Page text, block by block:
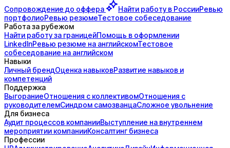
Сопровождение до оффера Найти работу в РоссииРевью
портфолиоРевью резюмеТестовое собеседование
Работа за рубежом
Найти работу за границейПомощь в оформлении
LinkedInРевью резюме на английскомТестовое
собеседование на английском
Навыки
Личный брендОценка навыковРазвитие навыков и
компетенций
Поддержка
ВыгораниеОтношения с коллективомОтношения с
руководителемСиндром самозванцаСложное увольнение
Для бизнеса
Аудит процессов компанииВыступление на внутреннем
мероприятии компанииКонсалтинг бизнеса
Профессии